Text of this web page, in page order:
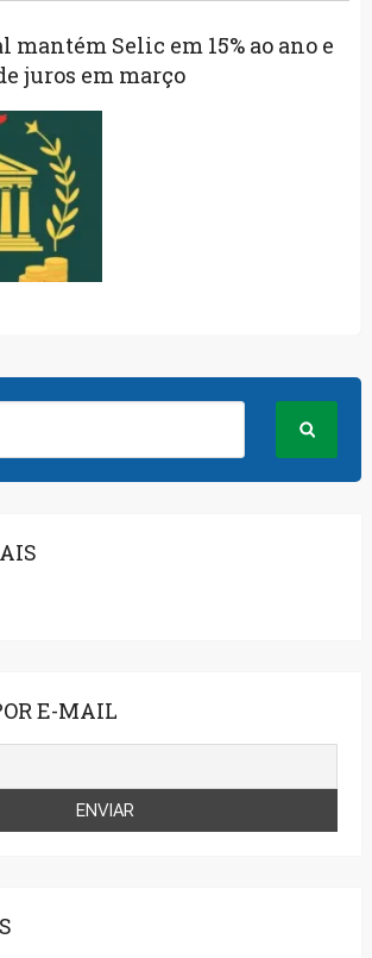
mantém Selic em 15% ao ano e
juros em março
E-MAIL